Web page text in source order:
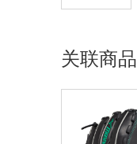
关联商品